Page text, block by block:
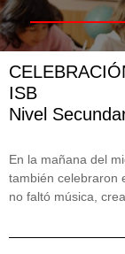
ISB
Nivel
En la mañana del
también celebraron
no faltó música,